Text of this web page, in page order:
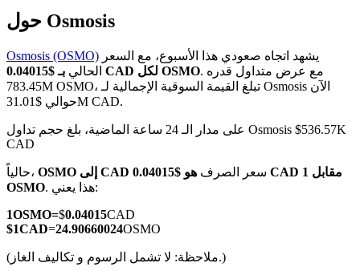
العقود الآجلة لـ COIN-M
العقود الآجلة للعملات المشفرة
مشتقات الأسهم والعملات الأجنبية والمعادن الثمينة والسلع
حول Osmosis
Osmosis (OSMO)
الحالي
بـ $0.04015 CAD لكل OSMO. مع عرض متداول قدره
783.45M OSMO، تبلغ القيمة السوقية الإجمالية لـ Osmosis الآن
حوالي $31.01M CAD.
على مدار الـ 24 ساعة الماضية، بلغ حجم تداول Osmosis $536.57K
CAD
حالياً، OSMO إلى CAD سعر الصرف
هو $0.04015 CAD مقابل 1
OSMO
. هذا يعني:
1OSMO=$0.04015CAD
$1CAD=24.90660024OSMO
(ملاحظة: لا تشمل الرسوم و تكاليف الغاز.)